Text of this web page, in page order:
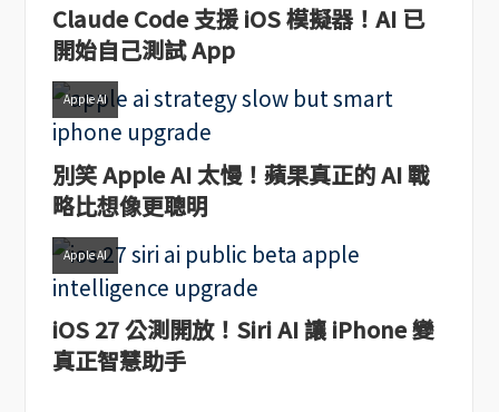
Claude Code 支援 iOS 模擬器！AI 已
開始自己測試 App
Apple AI
別笑 Apple AI 太慢！蘋果真正的 AI 戰
略比想像更聰明
Apple AI
iOS 27 公測開放！Siri AI 讓 iPhone 變
真正智慧助手